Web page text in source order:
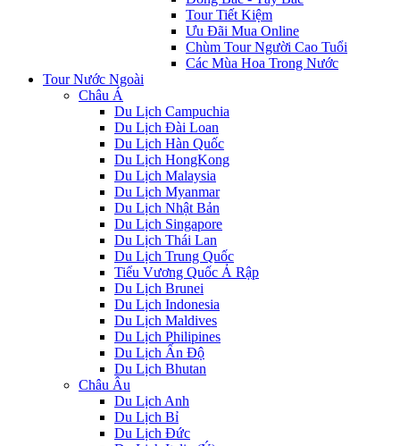
Tour Tiết Kiệm
Ưu Đãi Mua Online
Chùm Tour Người Cao Tuổi
Các Mùa Hoa Trong Nước
Tour Nước Ngoài
Châu Á
Du Lịch Campuchia
Du Lịch Đài Loan
Du Lịch Hàn Quốc
Du Lịch HongKong
Du Lịch Malaysia
Du Lịch Myanmar
Du Lịch Nhật Bản
Du Lịch Singapore
Du Lịch Thái Lan
Du Lịch Trung Quốc
Tiểu Vương Quốc Ả Rập
Du Lịch Brunei
Du Lịch Indonesia
Du Lịch Maldives
Du Lịch Philipines
Du Lịch Ấn Độ
Du Lịch Bhutan
Châu Âu
Du Lịch Anh
Du Lịch Bỉ
Du Lịch Đức